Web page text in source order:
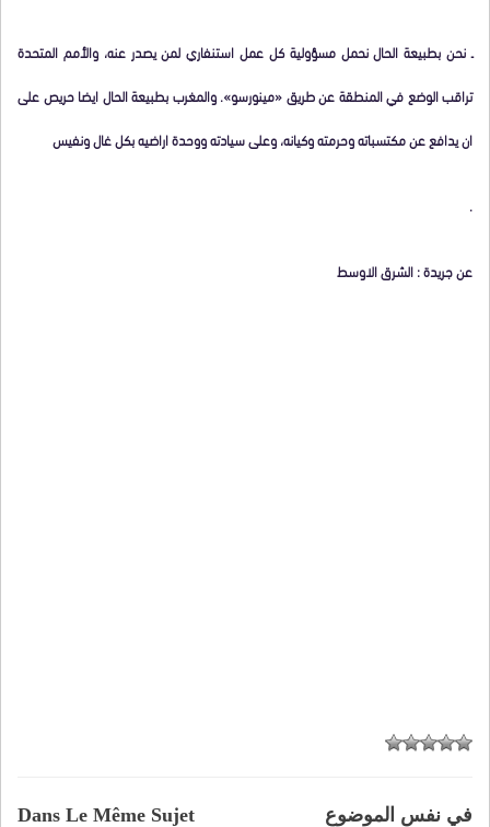
ـ نحن بطبيعة الحال نحمل مسؤولية كل عمل استنفاري لمن يصدر عنه، والأمم المتحدة
تراقب الوضع في المنطقة عن طريق «مينورسو». والمغرب بطبيعة الحال ايضا حريص على
ان يدافع عن مكتسباته وحرمته وكيانه، وعلى سيادته ووحدة اراضيه بكل غال ونفيس
.
عن جريدة : الشرق الاوسط
Dans Le Même Sujet في نفس الموضوع